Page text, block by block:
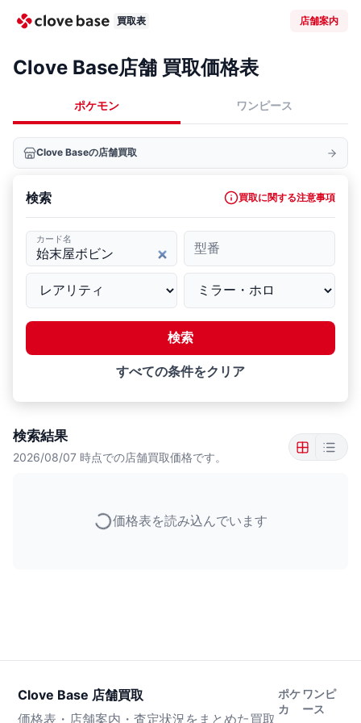
買取表 店舗案内
Clove Base店舗 買取価格表
ポケモン ワンピース
Clove Baseの店舗買取
検索 買取に関する注意事項
カード名
型番
検索
すべての条件をクリア
検索結果
2026/08/07 時点での店舗買取価格です。
価格表を読み込んでいます
Clove Base 店舗買取
価格表・店舗案内・査定状況をまとめた買取
ポケ
カ
ワンピ
ース